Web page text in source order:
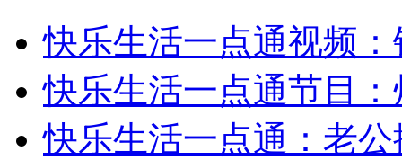
快乐生活一点通视频
快乐生活一点通节目
快乐生活一点通：老